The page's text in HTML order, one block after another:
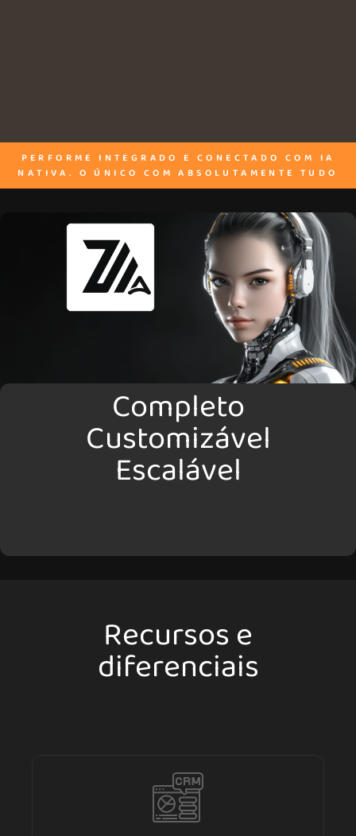
PERFORME INTEGRADO E CONECTADO COM IA
NATIVA. O ÚNICO COM ABSOLUTAMENTE TUDO
Completo
Customizável
Escalável
Recursos e
diferenciais